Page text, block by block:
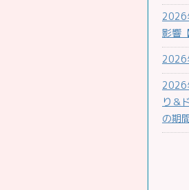
2026
影響
2026
2026
り＆
の期